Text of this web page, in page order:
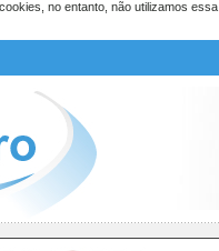
no entanto, não utilizamos